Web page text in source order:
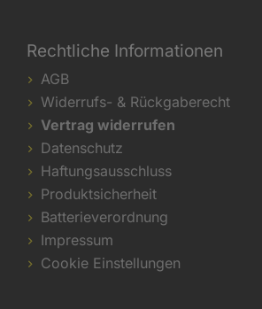
Rechtliche Informationen
AGB
Widerrufs- & Rückgaberecht
Vertrag widerrufen
Datenschutz
Haftungsausschluss
Produktsicherheit
Batterieverordnung
Impressum
Cookie Einstellungen